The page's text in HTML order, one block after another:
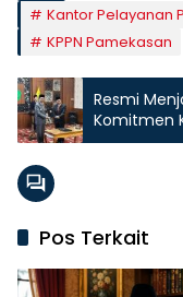
Kantor Pelayanan
KPPN Pamekasan
Resmi
Komitmen
Pamekasan
Pos Terkait